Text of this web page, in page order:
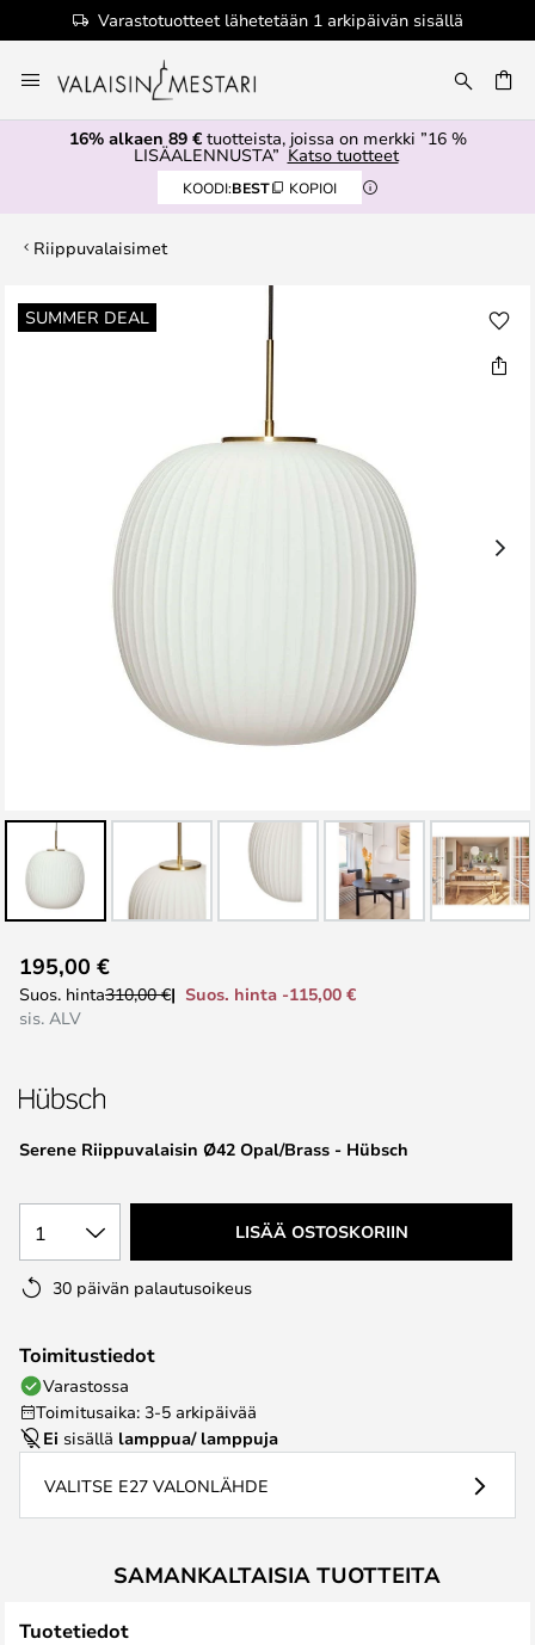
Varastotuotteet lähetetään 1 arkipäivän sisällä
to
Content
16% alkaen 89 €tuotteista, joissa on merkki ”16 %
LISÄALENNUSTA” Katso tuotteet
KOODI:BEST KOPIOI
Riippuvalaisimet
SUMMER DEAL
Skip
to
to
the
the
gallery
Serene Riippuvalaisin Ø42 Opal/Brass - Hübsch
195,00 €
Suos. hinta310,00 €
Suos. hinta -115,00 €
sis. ALV
1 LISÄÄ OSTOSKORIIN
30 päivän palautusoikeus
Toimitustiedot
Varastossa
Toimitusaika: 3-5 arkipäivää
Ei sisällä lamppua/ lamppuja
VALITSE E27 VALONLÄHDE
SAMANKALTAISIA TUOTTEITA
Tuotetiedot